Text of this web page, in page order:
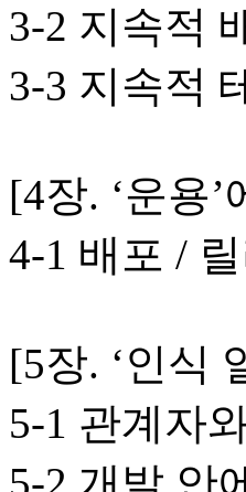
3-2 지속적
3-3 지속적
[4장. ‘운용
4-1 배포 /
[5장. ‘인식
5-1 관계자
5-2 개발 안